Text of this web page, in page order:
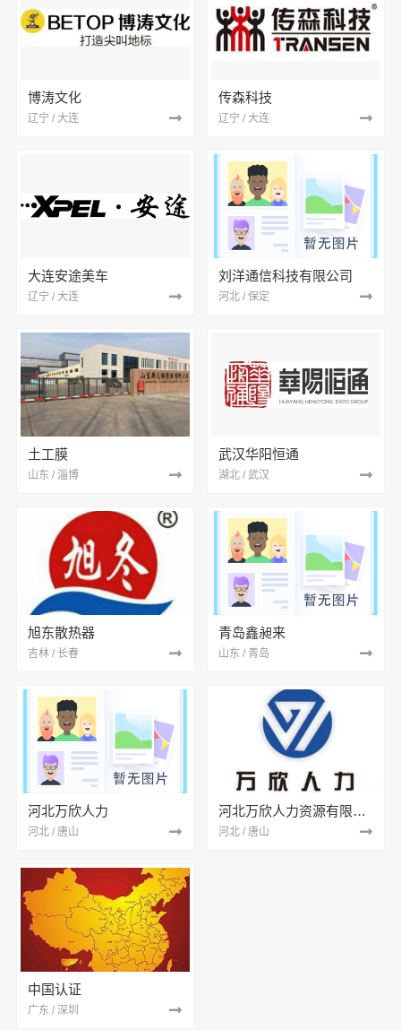
博涛文化
辽宁 / 大连
传森科技
辽宁 / 大连
大连安途美车
辽宁 / 大连
刘洋通信科技有限公司
河北 / 保定
土工膜
山东 / 淄博
武汉华阳恒通
湖北 / 武汉
旭东散热器
吉林 / 长春
青岛鑫昶来
山东 / 青岛
河北万欣人力
河北 / 唐山
河北万欣人力资源有限公司
河北 / 唐山
中国认证
广东 / 深圳